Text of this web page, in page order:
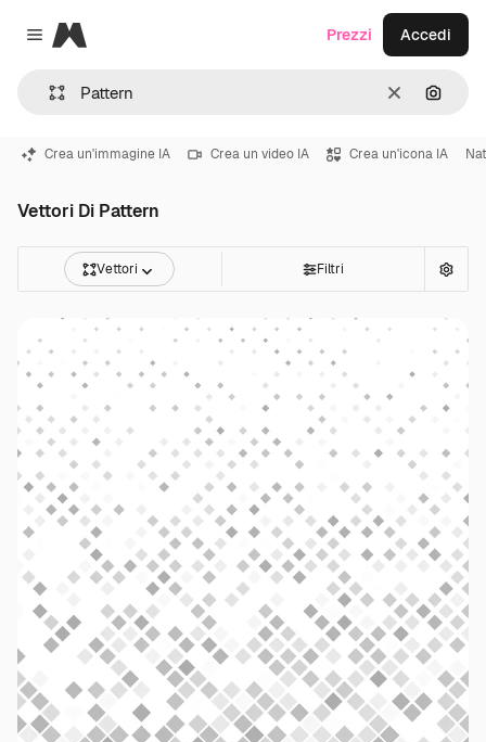
Close menu
Magnific
CancellaCerca
Prezzi Accedi
Crea un'immagine IA Crea un video IA Crea un'icona IA
Vettori Di Pattern
Vettori Filtri